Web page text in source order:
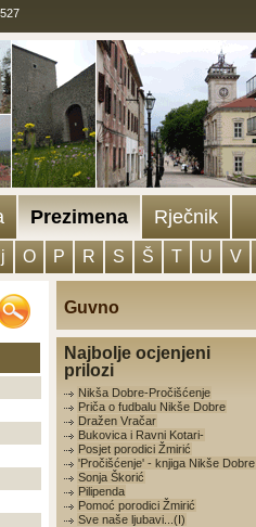
Prezimena Rječnik
O P R S Š T U V
Guvno
Najbolje ocjenjeni
prilozi
Nikša Dobre-Pročišćenje
Priča o fudbalu Nikše Dobre
Dražen Vračar
Bukovica i Ravni Kotari-
Posjet porodici Žmirić
'Pročišćenje' - knjiga Nikše Dobre
Sonja Škorić
Pilipenda
Pomoć porodici Žmirić
Sve naše ljubavi...(I)